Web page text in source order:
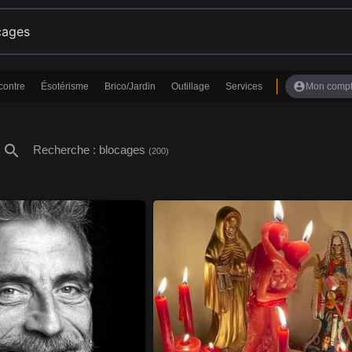
Ésotérisme Brico/Jardin Outillage Services account_circle Mon
search Recherche : blocages (200)